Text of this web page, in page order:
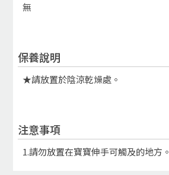
無
保養說明
★請放置於陰涼乾燥處。
注意事項
1.請勿放置在寶寶伸手可觸及的地方。